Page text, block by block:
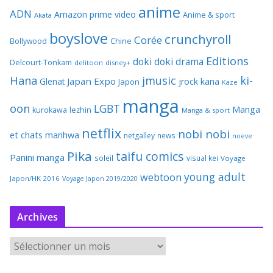
ADN Akata Amazon prime video anime Anime & sport
Bollywood boyslove Chine Corée crunchyroll
Delcourt-Tonkam delitoon disney+ doki doki drama Editions
Hana Glenat Japan Expo Japon jmusic jrock kana Kaze ki-
oon kurokawa lezhin LGBT manga Manga & sport Manga
et chats manhwa netflix netgalley news nobi nobi noeve
Panini manga Pika soleil taifu comics visual kei Voyage
Japon/HK 2016 Voyage Japon 2019/2020 webtoon young adult
Archives